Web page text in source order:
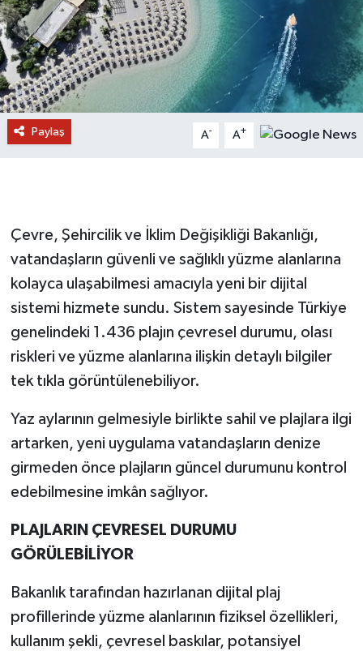
Paylaş A- A+
Çevre, Şehircilik ve İklim Değişikliği Bakanlığı,
vatandaşların güvenli ve sağlıklı yüzme alanlarına
kolayca ulaşabilmesi amacıyla yeni bir dijital
sistemi hizmete sundu. Sistem sayesinde Türkiye
genelindeki 1.436 plajın çevresel durumu, olası
riskleri ve yüzme alanlarına ilişkin detaylı bilgiler
tek tıkla görüntülenebiliyor.
Yaz aylarının gelmesiyle birlikte sahil ve plajlara ilgi
artarken, yeni uygulama vatandaşların denize
girmeden önce plajların güncel durumunu kontrol
edebilmesine imkân sağlıyor.
PLAJLARIN ÇEVRESEL DURUMU
GÖRÜLEBİLİYOR
Bakanlık tarafından hazırlanan dijital plaj
profillerinde yüzme alanlarının fiziksel özellikleri,
kullanım şekli, çevresel baskılar, potansiyel